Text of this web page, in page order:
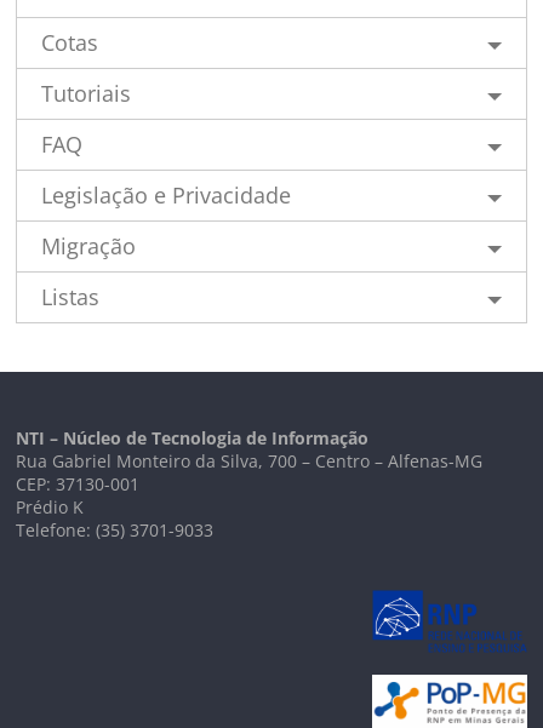
Cotas
Tutoriais
FAQ
Legislação e Privacidade
Migração
Listas
NTI – Núcleo de Tecnologia de Informação
Rua Gabriel Monteiro da Silva, 700 – Centro – Alfenas-MG
CEP: 37130-001
Prédio K
Telefone: (35) 3701-9033